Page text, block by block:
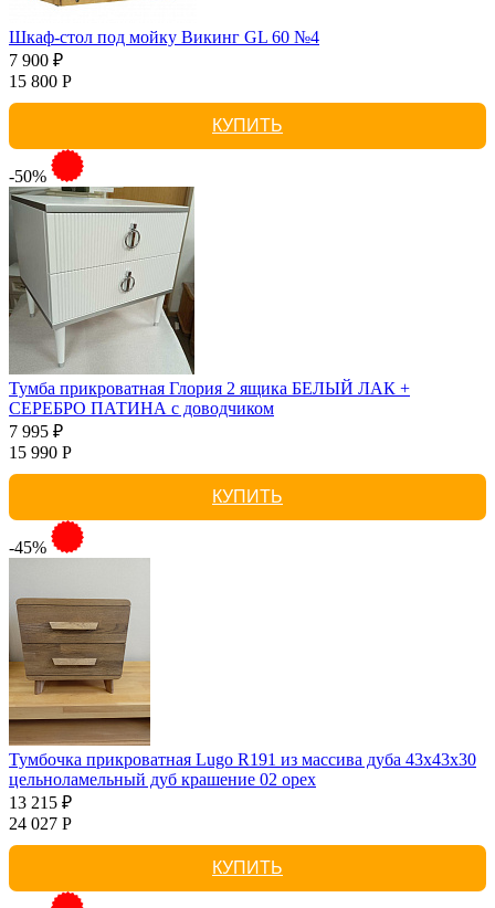
Шкаф-стол под мойку Викинг GL 60 №4
7 900 ₽
15 800 Р
КУПИТЬ
-50%
Тумба прикроватная Глория 2 ящика БЕЛЫЙ ЛАК +
СЕРЕБРО ПАТИНА с доводчиком
7 995 ₽
15 990 Р
КУПИТЬ
-45%
Тумбочка прикроватная Lugo R191 из массива дуба 43х43х30
цельноламельный дуб крашение 02 орех
13 215 ₽
24 027 Р
КУПИТЬ